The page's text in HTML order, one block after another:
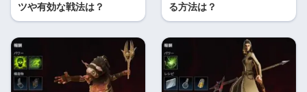
ツや有効な戦法は？
る方法は？